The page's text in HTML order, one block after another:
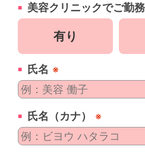
美容クリニックでご勤
有り
氏名 ※
氏名（カナ） ※